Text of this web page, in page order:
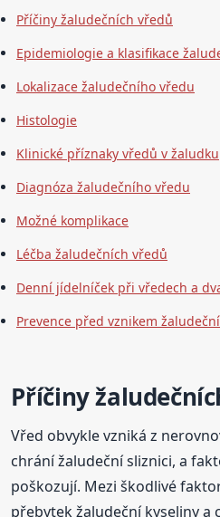
Příčiny žaludečních vředů
Epidemiologie a klasifikace
Lokalizace žaludečního vředu
Histologie
Klinické příznaky vředů v žaludku
Diagnóza žaludečního vředu
Možné komplikace
Léčba žaludečních vředů
Denní jídelníček při vředech a
Prevence před vznikem
Příčiny
Vřed obvykle vzniká z
chrání žaludeční sliznici, a
poškozují. Mezi škodlivé
přebytek žaludeční kyseliny a